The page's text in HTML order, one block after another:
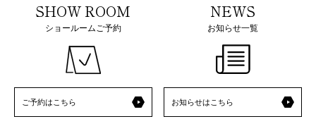
SHOW ROOM
ショールームご予約
ご予約はこちら
NEWS
お知らせ一覧
お知らせはこちら